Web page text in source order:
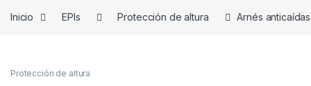
Inicio EPIs Protección de altura Arnés
Protección de altura